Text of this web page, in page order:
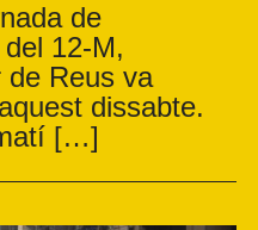
de
12-M,
de Reus va
dissabte.
[…]